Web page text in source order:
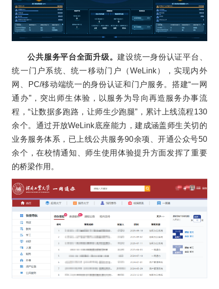
公共服务平台全面升级。建设统一身份认证平台、
统一门户系统、统一移动门户（WeLink），实现内外
网、PC/移动端统一的身份认证和门户服务。搭建“一网
通办”，突出师生体验，以服务为导向再造服务办事流
程，“让数据多跑路，让师生少跑腿”，累计上线流程130
余个。通过开放WeLink底座能力，建成涵盖师生关切的
业务服务体系，已上线公共服务90余项、开通公众号50
余个，在校情通知、师生使用体验提升方面发挥了重要
的桥梁作用。